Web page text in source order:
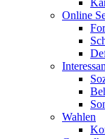
Online
Wahlen